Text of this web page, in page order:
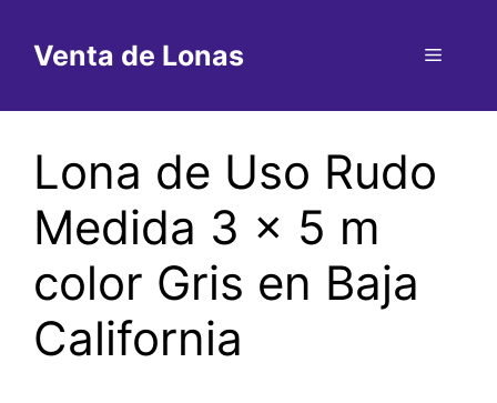
contenido
Venta de Lonas Menú
Lona de Uso Rudo
Medida 3 x 5 m
color Gris en Baja
California